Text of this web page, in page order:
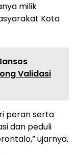
milik
Kota
Validasi
peran serta
dan peduli
ujarnya.